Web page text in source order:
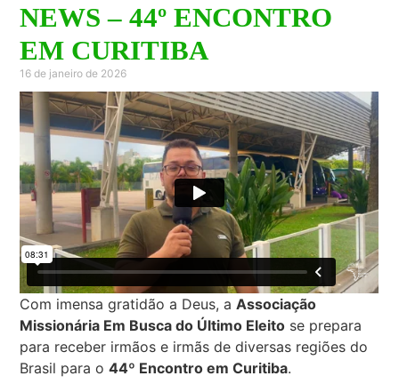
NEWS – 44º ENCONTRO
EM CURITIBA
16 de janeiro de 2026
Com imensa gratidão a Deus, aAssociação
Missionária Em Busca do Último Eleito se prepara
para receber irmãos e irmãs de diversas regiões do
Brasil para o44º Encontro em Curitiba.